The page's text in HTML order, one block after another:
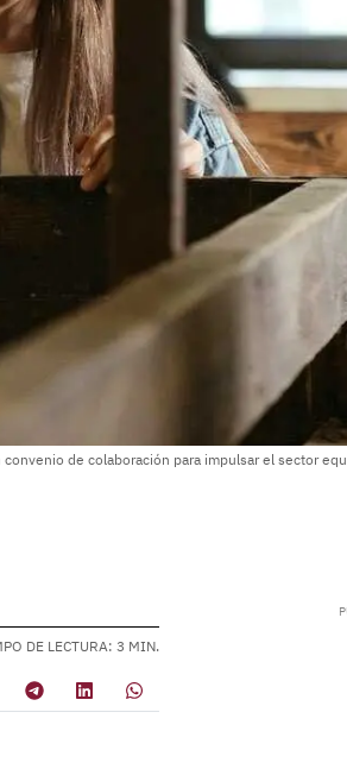
convenio de colaboración para impulsar el sector
DE LECTURA: 3 MIN.